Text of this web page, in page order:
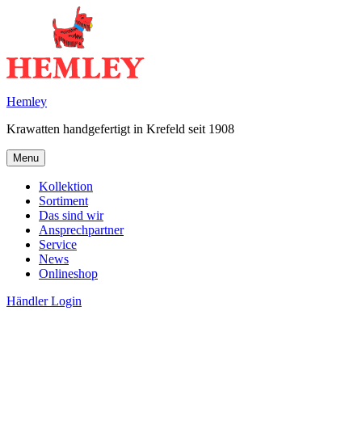
Hemley
Krawatten handgefertigt in Krefeld seit 1908
Menu
Kollektion
Sortiment
Das sind wir
Ansprechpartner
Service
News
Onlineshop
Händler Login